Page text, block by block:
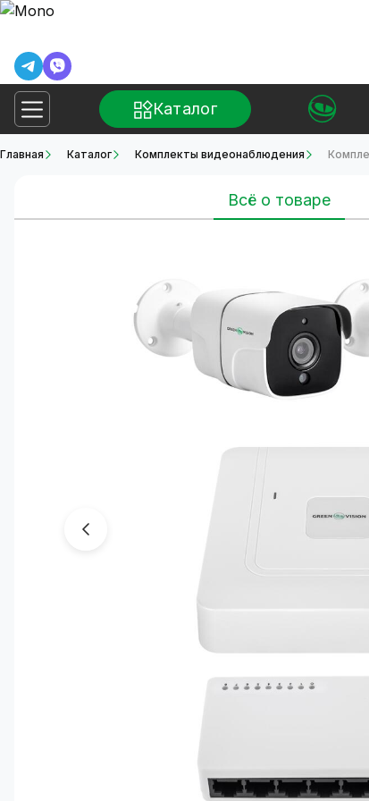
Каталог
Главная Каталог Комплекты видеонаблюдения
Всё о товаре